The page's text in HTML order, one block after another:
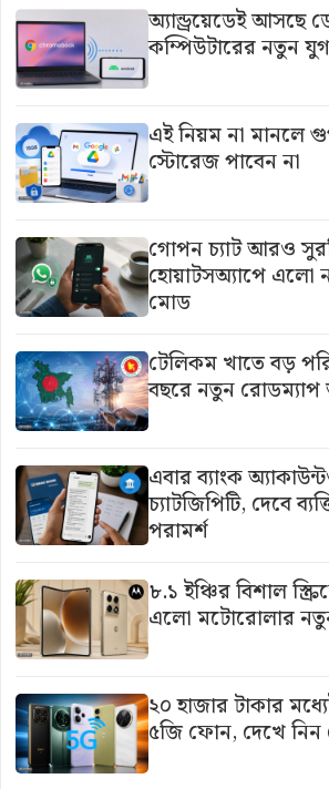
অ্যান্ড্রয়েডেই আসছে
কম্পিউটারের নতুন
এই নিয়ম না মানলে
স্টোরেজ পাবেন না
গোপন চ্যাট আরও
হোয়াটসঅ্যাপে এলো
মোড
টেলিকম খাতে বড়
বছরে নতুন
এবার ব্যাংক
চ্যাটজিপিটি, দেবে
পরামর্শ
৮.১ ইঞ্চির বিশাল
এলো মটোরোলার
২০ হাজার টাকার
৫জি ফোন, দেখে নিন